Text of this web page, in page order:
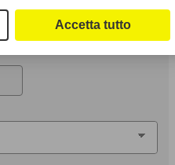
Accetta tutto